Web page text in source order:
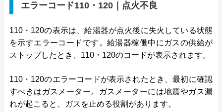
エラーコード110・120｜点火不良
110・120の表示は、給湯器が点火後に失火している状態
を示すエラーコードです。給湯器稼働中にガスの供給が
ストップしたとき、110・120のコードが表示されます。
110・120のエラーコードが表示されたとき、最初に確認
すべきはガスメーター。ガスメーターには地震やガス漏
れが起こると、ガスを止める役割があります。